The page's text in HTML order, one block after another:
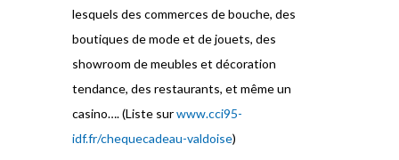
lesquels des commerces de bouche, des
boutiques de mode et de jouets, des
showroom de meubles et décoration
tendance, des restaurants, et même un
casino…. (Liste surwww.cci95-
idf.fr/chequecadeau-valdoise)